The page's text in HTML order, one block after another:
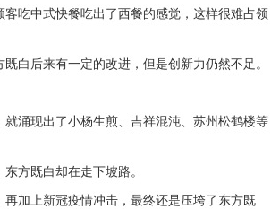
吃中式快餐吃出了西餐的感觉，这样很难占领
白后来有一定的改进，但是创新力仍然不足。
涌现出了小杨生煎、吉祥混沌、苏州松鹤楼等
方既白却在走下坡路。
加上新冠疫情冲击，最终还是压垮了东方既